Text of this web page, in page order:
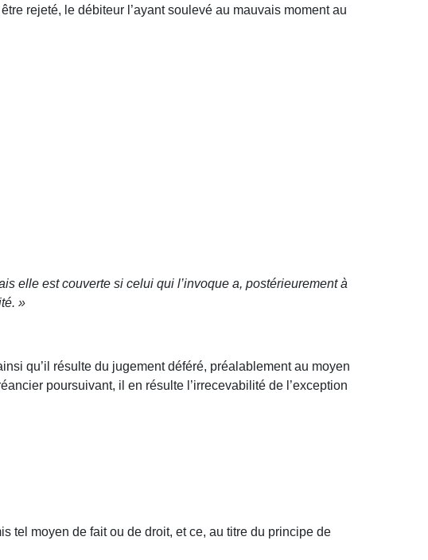
rejeté, le débiteur l’ayant soulevé au mauvais moment au
elle est couverte si celui qui l’invoque a, postérieurement à
»
qu’il résulte du jugement déféré, préalablement au moyen
poursuivant, il en résulte l’irrecevabilité de l’exception
tel moyen de fait ou de droit, et ce, au titre du principe de